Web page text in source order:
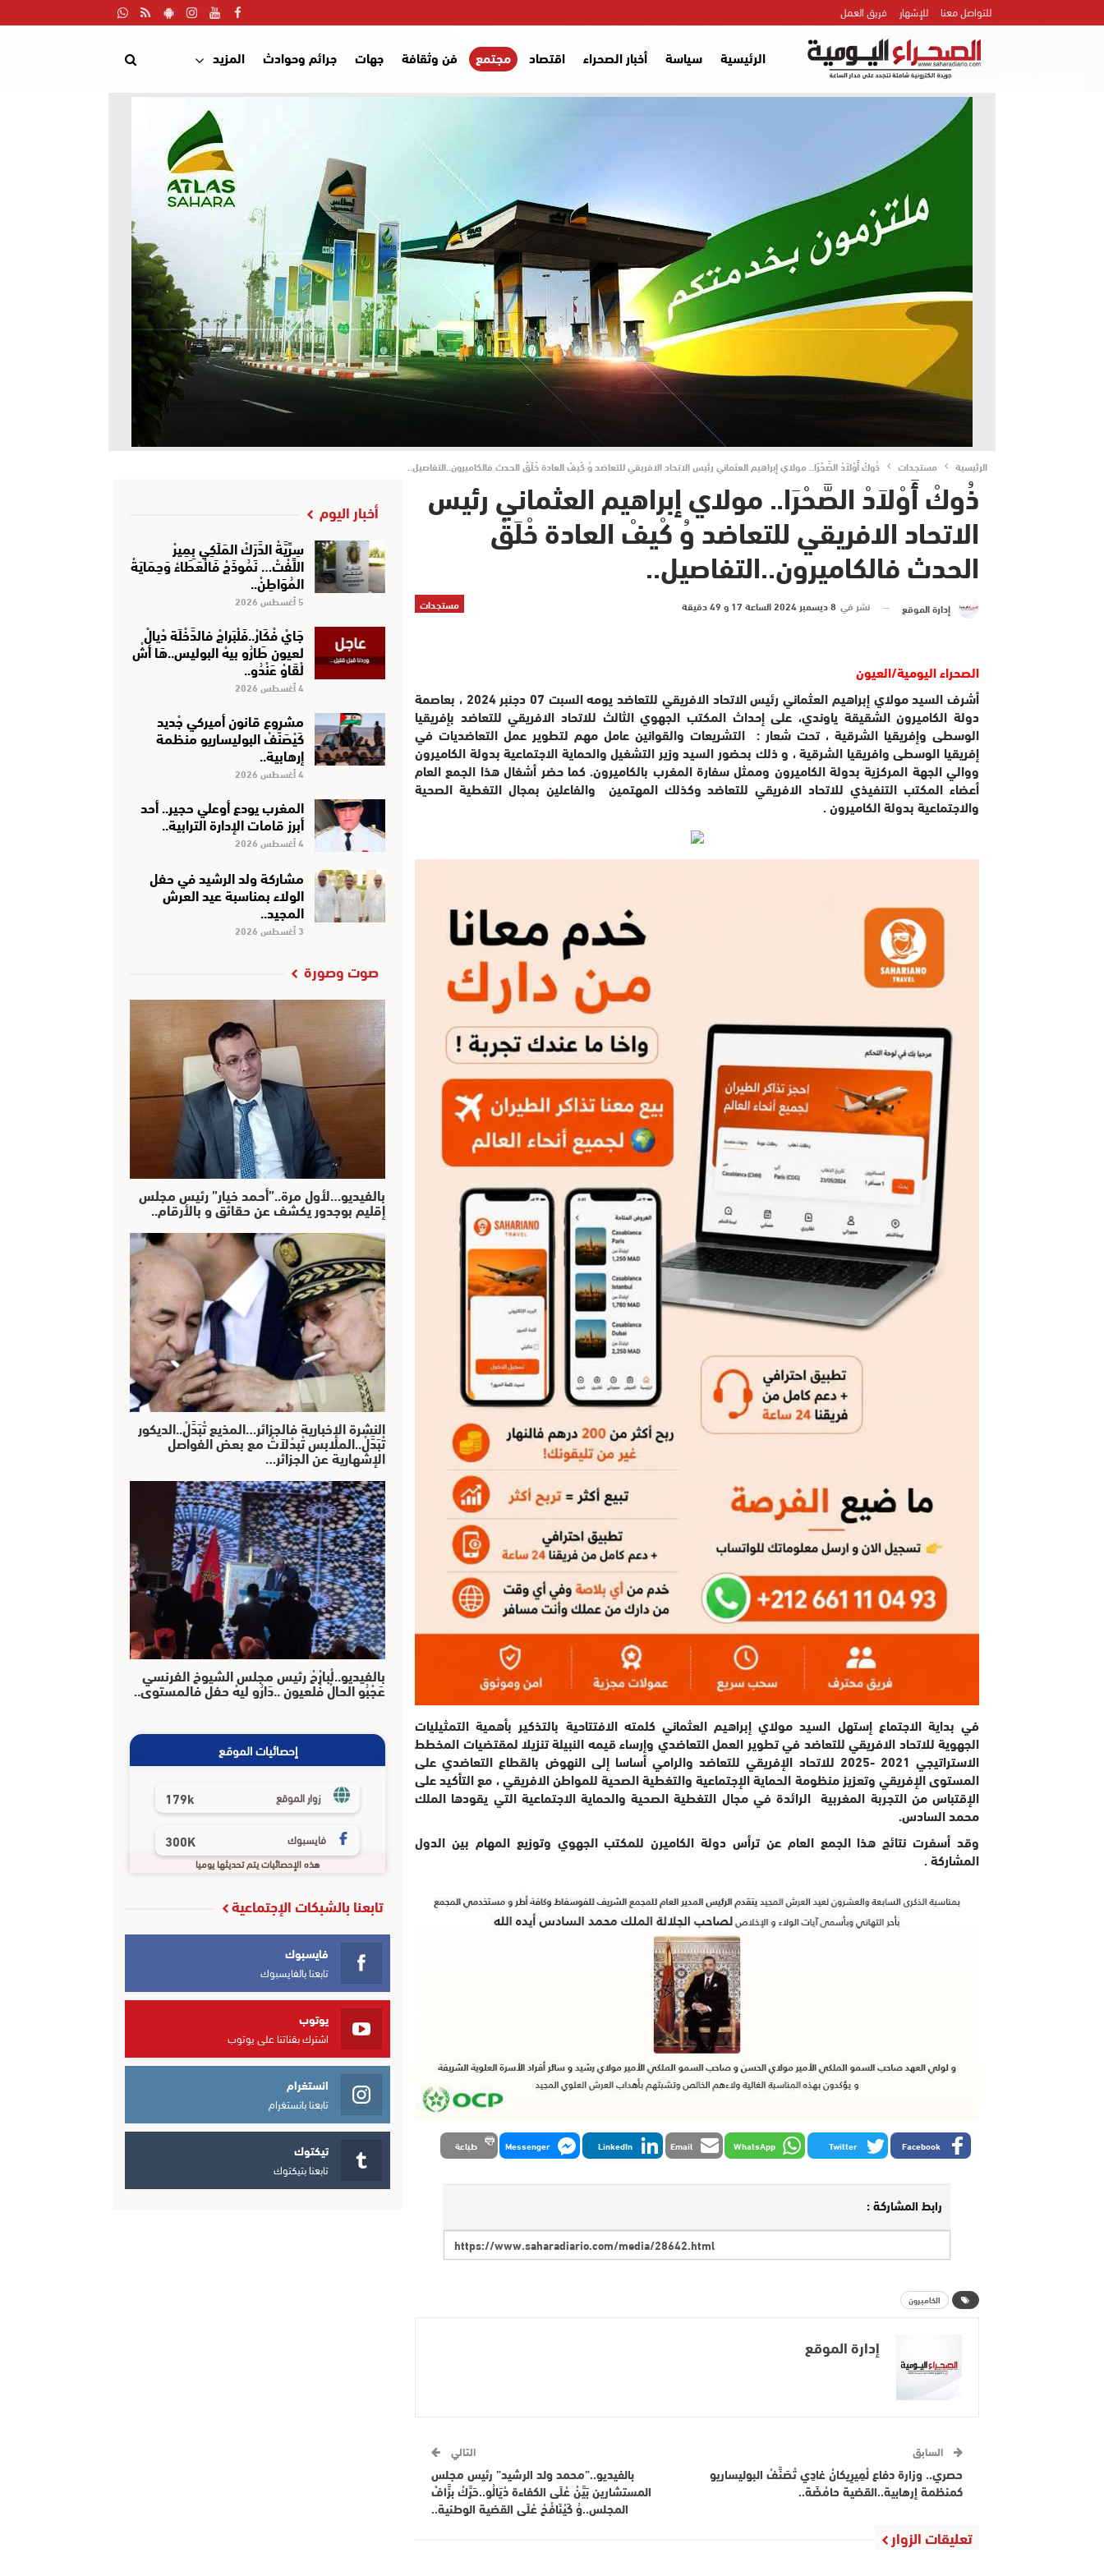
للتواصل معنا للإشهار فريق العمل
الرئيسية سياسة أخبار الصحراء اقتصاد مجتمع فن وثقافة جهات جرائم وحوادث المزيد
الرئيسية مستجدات ذُوكْ أَوْلاَدْ الصَّحْرَا.. مولاي إبراهيم العثماني رئيس الاتحاد الافريقي للتعاضد وُ كْيفْ العادة خْلَقْ الحدث فالكاميرون..التفاصيل..
ذُوكْ أَوْلاَدْ الصَّحْرَا.. مولاي إبراهيم العثماني رئيس
الاتحاد الافريقي للتعاضد وُ كْيفْ العادة خْلَقْ
الحدث فالكاميرون..التفاصيل..
مستجدات إدارة الموقع نشر في 8 ديسمبر 2024 الساعة 17 و 49 دقيقة
الصحراء اليومية/العيون
أشرف السيد مولاي إبراهيم العثماني رئيس الاتحاد الافريقي للتعاضد يومه السبت 07 دجنبر 2024 ، بعاصمة
دولة الكاميرون الشقيقة ياوندي، على إحداث المكتب الجهوي الثالث للاتحاد الافريقي للتعاضد بإفريقيا
الوسطى وإفريقيا الشرقية ، تحت شعار : التشريعات والقوانين عامل مهم لتطوير عمل التعاضديات في
إفريقيا الوسطى وافريقيا الشرقية ، و ذلك بحضور السيد وزير التشغيل والحماية الاجتماعية بدولة الكاميرون
ووالي الجهة المركزية بدولة الكاميرون وممثل سفارة المغرب بالكاميرون. كما حضر أشغال هذا الجمع العام
أعضاء المكتب التنفيذي للاتحاد الافريقي للتعاضد وكذلك المهتمين والفاعلين بمجال التغطية الصحية
والاجتماعية بدولة الكاميرون .
في بداية الاجتماع إستهل السيد مولاي إبراهيم العثماني كلمته الافتتاحية بالتذكير بأهمية التمثيليات
الجهوية للاتحاد الافريقي للتعاضد في تطوير العمل التعاضدي وإرساء قيمه النبيلة تنزيلا لمقتضيات المخطط
الاستراتيجي 2021 -2025 للاتحاد الإفريقي للتعاضد والرامي أساسا إلى النهوض بالقطاع التعاضدي على
المستوى الإفريقي وتعزيز منظومة الحماية الإجتماعية والتغطية الصحية للمواطن الافريقي ، مع التأكيد على
الإقتباس من التجربة المغربية الرائدة في مجال التغطية الصحية والحماية الاجتماعية التي يقودها الملك
محمد السادس.
وقد أسفرت نتائج هذا الجمع العام عن ترأس دولة الكاميرن للمكتب الجهوي وتوزيع المهام بين الدول
المشاركة .
Facebook
Twitter
WhatsApp
Email
LinkedIn
Messenger طباعة
رابط المشاركة :
الكاميرون
إدارة الموقع
السابق
حصري.. وزارة دفاع لْمِيرِيكانْ غادِي تْصَنَّفْ البوليساريو
كمنظمة إرهابية..القضية حامْضَة..
التالي
بالفيديو..”محمد ولد الرشيد” رئيس مجلس
المستشارين بَيَّنْ عْلَى الكفاءة دْيَالُو..حَرَّكْ بزَّافْ
المجلس..وُ كَيْنَافْحْ عْلَى القضية الوطنية..
تعليقات الزوار
أخبار اليوم
سِرِّيَّةْ الدَّرَكْ المَلَكِي بِمِيرْ
اللِّفْتْ… نَمُوذَجْ فَالْعَطَاءْ وَحِمَايَةْ
المُوَاطِنْ..
5 أغسطس 2026
جَايْ فْكَارْ..فَلْبَراجْ فالدَّخْلَة دْيالْ
لعيون طَارُو بيهْ البوليس..هَا أشْ
لْقَاوْ عَنْدُو..
4 أغسطس 2026
مشروع قانون أميركي جْديد
كَيْصَنَّفْ البوليساريو منظمة
إرهابية..
4 أغسطس 2026
المغرب يودع أوعلي حجير.. أحد
أبرز قامات الإدارة الترابية..
4 أغسطس 2026
مشاركة ولد الرشيد في حفل
الولاء بمناسبة عيد العرش
المجيد..
3 أغسطس 2026
صوت وصورة
بالفيديو…لأول مرة..”أحمد خيار” رئيس مجلس
إقليم بوجدور يكشف عن حقائق و بالأرقام..
النشرة الإخبارية فالجزائر…المذيع تْبَدَّلْ..الديكور
تْبَدَّلْ..الملابس تْبدْلاَتْ مع بعض الفواصل
الإشهارية عن الجزائر…
بالفيديو..لْبارْحْ رئيس مجلس الشيوخ الفرنسي
عَجْبُو الحالْ فْلعيون ..دَارُو ليهْ حفل فالمستوى..
إحصائيات الموقع
زوار الموقع 179k
فايسبوك 300K
هذه الإحصائيات يتم تحديثها يوميا
تابعنا بالشبكات الإجتماعية
فايسبوك
تابعنا بالفايسبوك
يوتوب
اشترك بقناتنا على يوتوب
انستغرام
تابعنا بانستغرام
تيكتوك
تابعنا بتيكتوك